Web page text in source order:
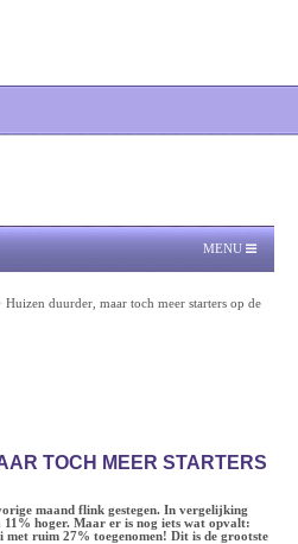
MENU
Huizen duurder, maar toch meer starters op de
TOCH MEER STARTERS
maand flink gestegen. In vergelijking
11% hoger. Maar er is nog iets wat opvalt:
ruim 27% toegenomen! Dit is de grootste